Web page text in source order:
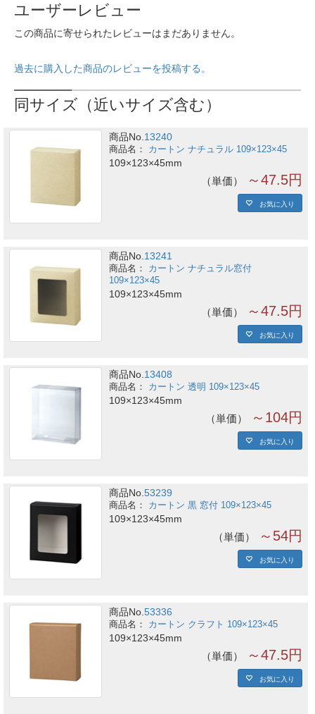
ユーザーレビュー
この商品に寄せられたレビューはまだありません。
過去に購入した商品のレビューを投稿する。
同サイズ（近いサイズ含む）
商品No.13240
カートン ナチュラル 109×123×45
109×123×45mm
単価 ～47.5円
お気に入り
商品No. 13241
カートン ナチュラル窓付
109×123×45
109×123×45mm
単価 ～47.5円
お気に入り
商品No. 13408
カートン 透明 109×123×45
109×123×45mm
単価 ～104円
お気に入り
商品No.53239
カートン 黒 窓付 109×123×45
109×123×45mm
単価 ～54円
お気に入り
商品No.53336
カートン クラフト 109×123×45
109×123×45mm
単価 ～47.5円
お気に入り